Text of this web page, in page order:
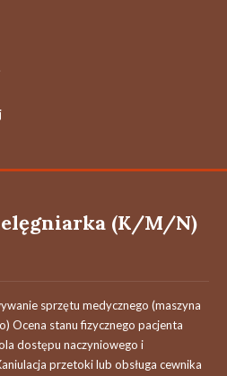
(K/M/N)
sprzętu medycznego (maszyna
Ocena stanu fizycznego pacjenta
dostępu naczyniowego i
przetoki lub obsługa cewnika